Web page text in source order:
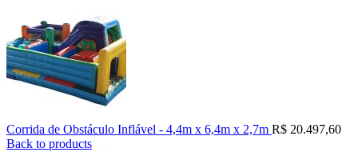
Corrida de Obstáculo Inflável - 4,4m x 6,4m x 2,7m R$ 20.497,60
Back to products